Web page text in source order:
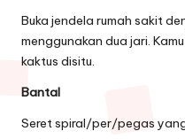
Buka jendela rumah sakit
menggunakan dua jari.
kaktus disitu.
Bantal
Seret spiral/per/pegas